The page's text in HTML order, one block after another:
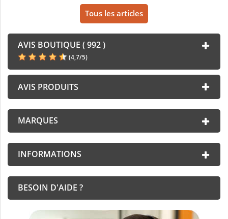
Tous les articles
AVIS BOUTIQUE ( 992 )
(4,7/5)
AVIS PRODUITS
MARQUES
INFORMATIONS
BESOIN D'AIDE ?